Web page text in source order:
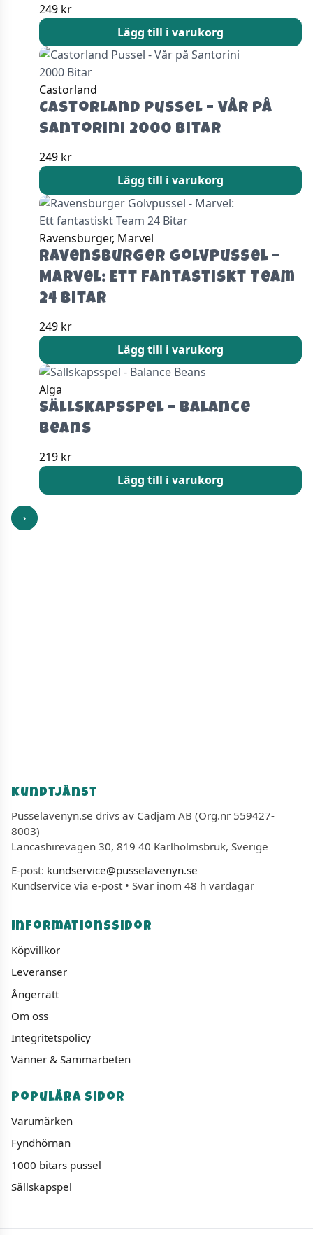
249 kr
Lägg till i varukorg
Castorland
Castorland Pussel – Vår på
Santorini 2000 Bitar
249 kr
Lägg till i varukorg
Ravensburger, Marvel
Ravensburger Golvpussel –
Marvel: Ett fantastiskt Team
24 Bitar
249 kr
Lägg till i varukorg
Alga
Sällskapsspel – Balance
Beans
219 kr
Lägg till i varukorg
›
Kundtjänst
Pusselavenyn.se drivs av Cadjam AB (Org.nr 559427-
8003)
Lancashirevägen 30, 819 40 Karlholmsbruk, Sverige
E-post: kundservice@pusselavenyn.se
Kundservice via e-post • Svar inom 48 h vardagar
Informationssidor
Köpvillkor
Leveranser
Ångerrätt
Om oss
Integritetspolicy
Vänner & Sammarbeten
Populära sidor
Varumärken
Fyndhörnan
1000 bitars pussel
Sällskapspel